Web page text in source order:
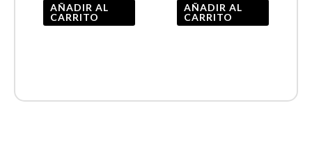
AÑADIR AL
CARRITO
AÑADIR AL
CARRITO